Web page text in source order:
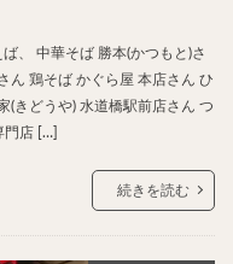
、 中華そば 勝本(かつもと)さ
ん 鶏そば かぐら屋 本店さん ひ
(きどうや) 水道橋駅前店さん つ
門店 […]
続きを読む